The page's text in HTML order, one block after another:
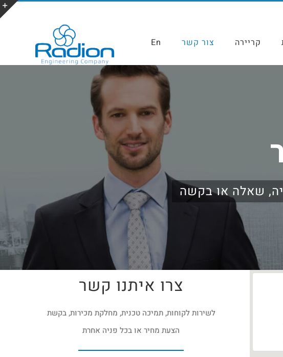
קריירה צור קשר En
שאלה או בקשה
צרו איתנו קשר
לשירות לקוחות, תמיכה טכנית, מחלקת מכירות, בקשת
הצעת מחיר או בכל פניה אחרת